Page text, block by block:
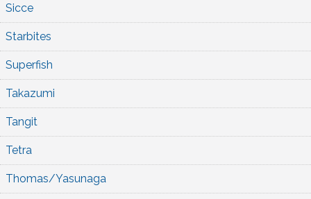
Sicce
Starbites
Superfish
Takazumi
Tangit
Tetra
Thomas/Yasunaga